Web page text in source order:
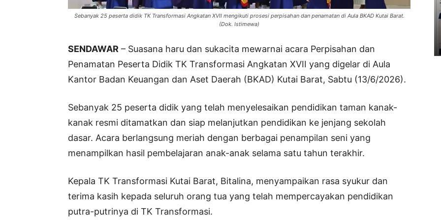
Sebanyak 25 peserta didik TK Transformasi Angkatan XVII mengikuti prosesi perpisahan dan penamatan di Aula BKAD Kutai Barat.
(Dok. Istimewa)
SENDAWAR – Suasana haru dan sukacita mewarnai acara Perpisahan dan
Penamatan Peserta Didik TK Transformasi Angkatan XVII yang digelar di Aula
Kantor Badan Keuangan dan Aset Daerah (BKAD) Kutai Barat, Sabtu (13/6/2026).
Sebanyak 25 peserta didik yang telah menyelesaikan pendidikan taman kanak-
kanak resmi ditamatkan dan siap melanjutkan pendidikan ke jenjang sekolah
dasar. Acara berlangsung meriah dengan berbagai penampilan seni yang
menampilkan hasil pembelajaran anak-anak selama satu tahun terakhir.
Kepala TK Transformasi Kutai Barat, Bitalina, menyampaikan rasa syukur dan
terima kasih kepada seluruh orang tua yang telah mempercayakan pendidikan
putra-putrinya di TK Transformasi.